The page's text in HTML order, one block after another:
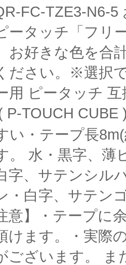
FC-TZE3-N6-5
ータッチ「フリ
お好きな色を合
ださい。※選択
用 ピータッチ
P-TOUCH
い・テープ長
。 水・黒字、薄
字、サテンシル
・白字、サテン
意】・テープに
けます。・実際
ございます。 ま